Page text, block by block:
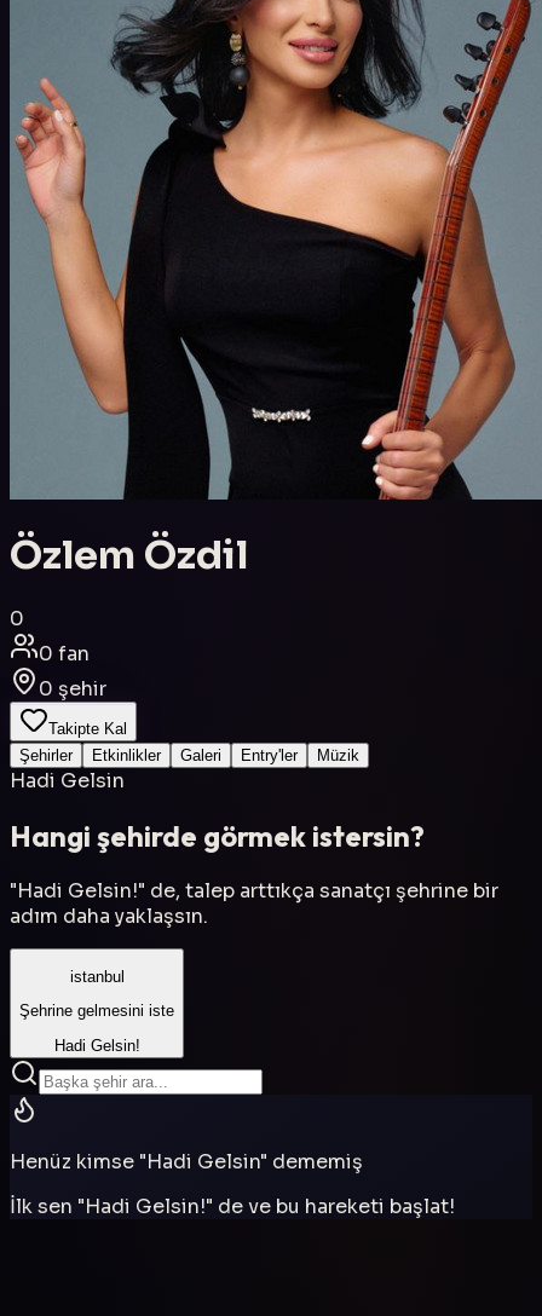
Özlem Özdil
0
0 fan
0 şehir
Takipte Kal
Şehirler
Etkinlikler Galeri Entry'ler Müzik
Hadi Gelsin
Hangi şehirde görmek istersin?
"Hadi Gelsin!" de, talep arttıkça sanatçı şehrine bir
adım daha yaklaşsın.
istanbul
Şehrine gelmesini iste
Hadi Gelsin!
Henüz kimse "Hadi Gelsin" dememiş
İlk sen "Hadi Gelsin!" de ve bu hareketi başlat!